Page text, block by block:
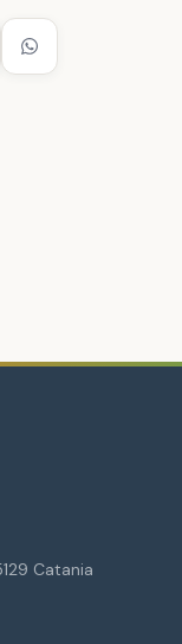
Catania